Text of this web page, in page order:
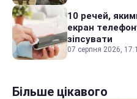
10 речей,
екран
зіпсувати
07 серпня 2026,
Більше цікавого